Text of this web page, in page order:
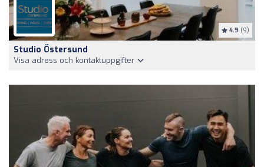
4.9 (9)
Studio Östersund
Visa adress och kontaktuppgifter